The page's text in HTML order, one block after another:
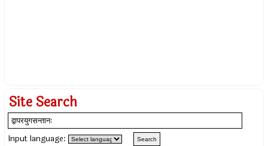
Site Search
Input language: